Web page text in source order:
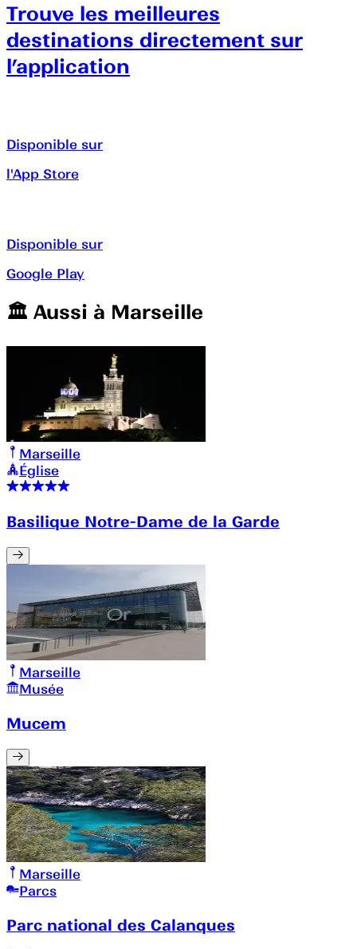
Trouve les meilleures
destinations directement sur
l’application
Disponible sur
l'App Store
Disponible sur
Google Play
🏛️️ Aussi à Marseille
Marseille
Église
Basilique Notre-Dame de la Garde
Marseille
Musée
Mucem
Marseille
Parcs
Parc national des Calanques